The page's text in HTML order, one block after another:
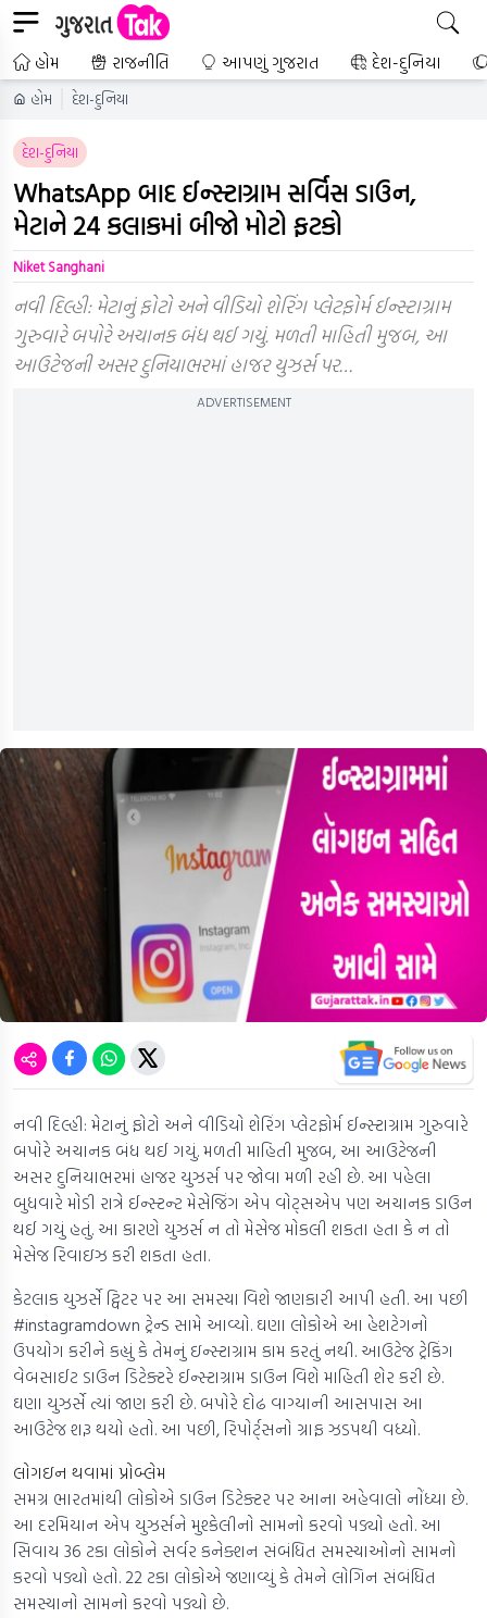
હોમ રાજનીતિ આપણું ગુજરાત દેશ-દુનિયા
હોમ દેશ-દુનિયા
દેશ-દુનિયા
WhatsApp બાદ ઈન્સ્ટાગ્રામ સર્વિસ ડાઉન,
મેટાને 24 કલાકમાં બીજો મોટો ફટકો
Niket Sanghani
નવી દિલ્હી: મેટાનું ફોટો અને વીડિયો શેરિંગ પ્લેટફોર્મ ઈન્સ્ટાગ્રામ
ગુરુવારે બપોરે અચાનક બંધ થઈ ગયું. મળતી માહિતી મુજબ, આ
આઉટેજની અસર દુનિયાભરમાં હાજર યુઝર્સ પર…
ADVERTISEMENT
નવી દિલ્હી: મેટાનું ફોટો અને વીડિયો શેરિંગ પ્લેટફોર્મ ઈન્સ્ટાગ્રામ ગુરુવારે
બપોરે અચાનક બંધ થઈ ગયું. મળતી માહિતી મુજબ, આ આઉટેજની
અસર દુનિયાભરમાં હાજર યુઝર્સ પર જોવા મળી રહી છે. આ પહેલા
બુધવારે મોડી રાત્રે ઈન્સ્ટન્ટ મેસેજિંગ એપ વોટ્સએપ પણ અચાનક ડાઉન
થઈ ગયું હતું. આ કારણે યુઝર્સ ન તો મેસેજ મોકલી શકતા હતા કે ન તો
મેસેજ રિવાઇઝ કરી શકતા હતા.
કેટલાક યુઝર્સે ટ્વિટર પર આ સમસ્યા વિશે જાણકારી આપી હતી. આ પછી
#instagramdown ટ્રેન્ડ સામે આવ્યો. ઘણા લોકોએ આ હેશટેગનો
ઉપયોગ કરીને કહ્યું કે તેમનું ઇન્સ્ટાગ્રામ કામ કરતું નથી. આઉટેજ ટ્રેકિંગ
વેબસાઈટ ડાઉન ડિટેક્ટરે ઈન્સ્ટાગ્રામ ડાઉન વિશે માહિતી શેર કરી છે.
ઘણા યુઝર્સે ત્યાં જાણ કરી છે. બપોરે દોઢ વાગ્યાની આસપાસ આ
આઉટેજ શરૂ થયો હતો. આ પછી, રિપોર્ટ્સનો ગ્રાફ ઝડપથી વધ્યો.
લોગઇન થવામાં પ્રોબ્લેમ
સમગ્ર ભારતમાંથી લોકોએ ડાઉન ડિટેક્ટર પર આના અહેવાલો નોંધ્યા છે.
આ દરમિયાન એપ યુઝર્સને મુશ્કેલીનો સામનો કરવો પડ્યો હતો. આ
સિવાય 36 ટકા લોકોને સર્વર કનેક્શન સંબંધિત સમસ્યાઓનો સામનો
કરવો પડ્યો હતો. 22 ટકા લોકોએ જણાવ્યું કે તેમને લોગિન સંબંધિત
સમસ્યાનો સામનો કરવો પડ્યો છે.